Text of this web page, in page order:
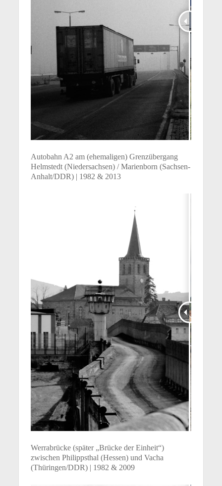
Autobahn A2 am (ehemaligen) Grenzübergang
Helmstedt (Niedersachsen) / Marienborn (Sachsen-
Anhalt/DDR) | 1982 & 2013
Werrabrücke (später „Brücke der Einheit“)
zwischen Philippsthal (Hessen) und Vacha
(Thüringen/DDR) | 1982 & 2009